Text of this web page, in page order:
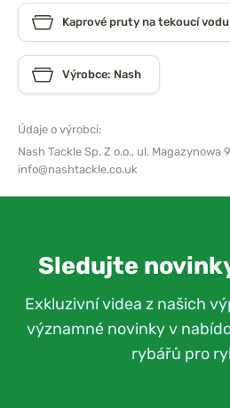
Kaprové pruty na tekoucí
Výrobce: Nash
Údaje o výrobci:
Nash Tackle Sp. Z o.o., ul. Magazynowa
info@nashtackle.co.uk
Sledujte
Exkluzivní videa z našich
významné novinky v
rybářů pro